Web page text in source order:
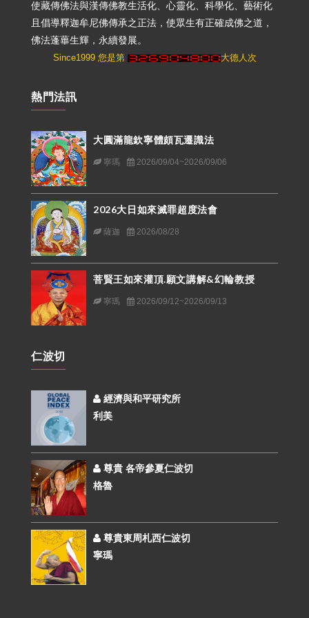
使藏傳佛法與漢傳佛教生活化、心靈化、科學化、藝術化
且倡導釋迦牟尼佛傳承之正法，使眾生有正確成佛之道，
佛法蓬蓽生輝，永續發展。
Since1999 您是第 大德人次
熱門法訊
大圓滿龍欽寧體頗瓦遷識法
寧瑪 2026/09/04~2026/09/06
2026大日如來滅罪超度法會
薩迦 2026/08/28
菩賢王如來灌頂.願文講解&幻輪教授
寧瑪 2026/09/12~2026/09/13
仁波切
經濟與和平研究所
利美
尊貴 各帝參夏仁波切
格魯
尊貴東周札西仁波切
寧瑪